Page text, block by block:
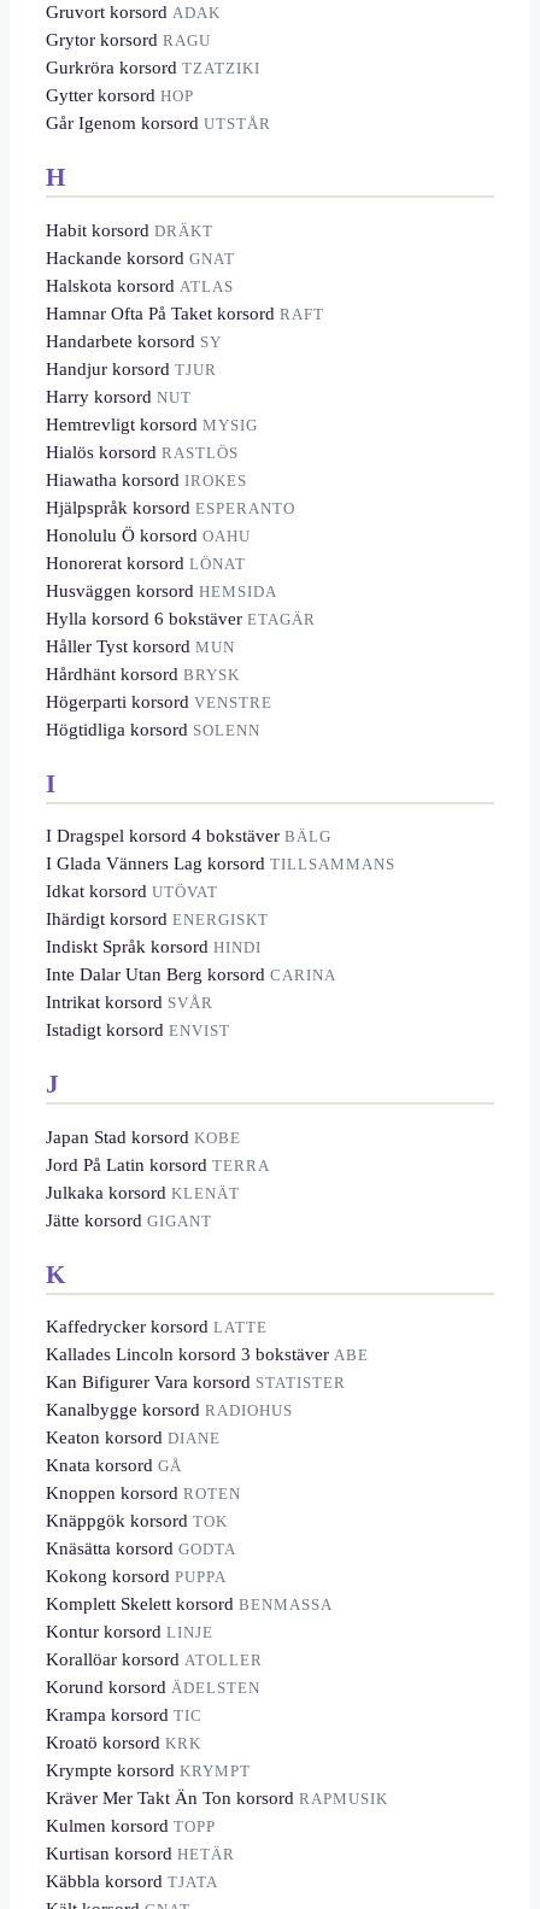
Gruvort korsord ADAK
Grytor korsord RAGU
Gurkröra korsord TZATZIKI
Gytter korsord HOP
Går Igenom korsord UTSTÅR
H
Habit korsord DRÄKT
Hackande korsord GNAT
Halskota korsord ATLAS
Hamnar Ofta På Taket korsord RAFT
Handarbete korsord SY
Handjur korsord TJUR
Harry korsord NUT
Hemtrevligt korsord MYSIG
Hialös korsord RASTLÖS
Hiawatha korsord IROKES
Hjälpspråk korsord ESPERANTO
Honolulu Ö korsord OAHU
Honorerat korsord LÖNAT
Husväggen korsord HEMSIDA
Hylla korsord 6 bokstäver ETAGÄR
Håller Tyst korsord MUN
Hårdhänt korsord BRYSK
Högerparti korsord VENSTRE
Högtidliga korsord SOLENN
I
I Dragspel korsord 4 bokstäver BÄLG
I Glada Vänners Lag korsord TILLSAMMANS
Idkat korsord UTÖVAT
Ihärdigt korsord ENERGISKT
Indiskt Språk korsord HINDI
Inte Dalar Utan Berg korsord CARINA
Intrikat korsord SVÅR
Istadigt korsord ENVIST
J
Japan Stad korsord KOBE
Jord På Latin korsord TERRA
Julkaka korsord KLENÄT
Jätte korsord GIGANT
K
Kaffedrycker korsord LATTE
Kallades Lincoln korsord 3 bokstäver ABE
Kan Bifigurer Vara korsord STATISTER
Kanalbygge korsord RADIOHUS
Keaton korsord DIANE
Knata korsord GÅ
Knoppen korsord ROTEN
Knäppgök korsord TOK
Knäsätta korsord GODTA
Kokong korsord PUPPA
Komplett Skelett korsord BENMASSA
Kontur korsord LINJE
Korallöar korsord ATOLLER
Korund korsord ÄDELSTEN
Krampa korsord TIC
Kroatö korsord KRK
Krympte korsord KRYMPT
Kräver Mer Takt Än Ton korsord RAPMUSIK
Kulmen korsord TOPP
Kurtisan korsord HETÄR
Käbbla korsord TJATA